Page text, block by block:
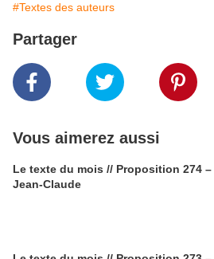
#Textes des auteurs
Partager
Vous aimerez aussi
Le texte du mois // Proposition 274 –
Jean-Claude